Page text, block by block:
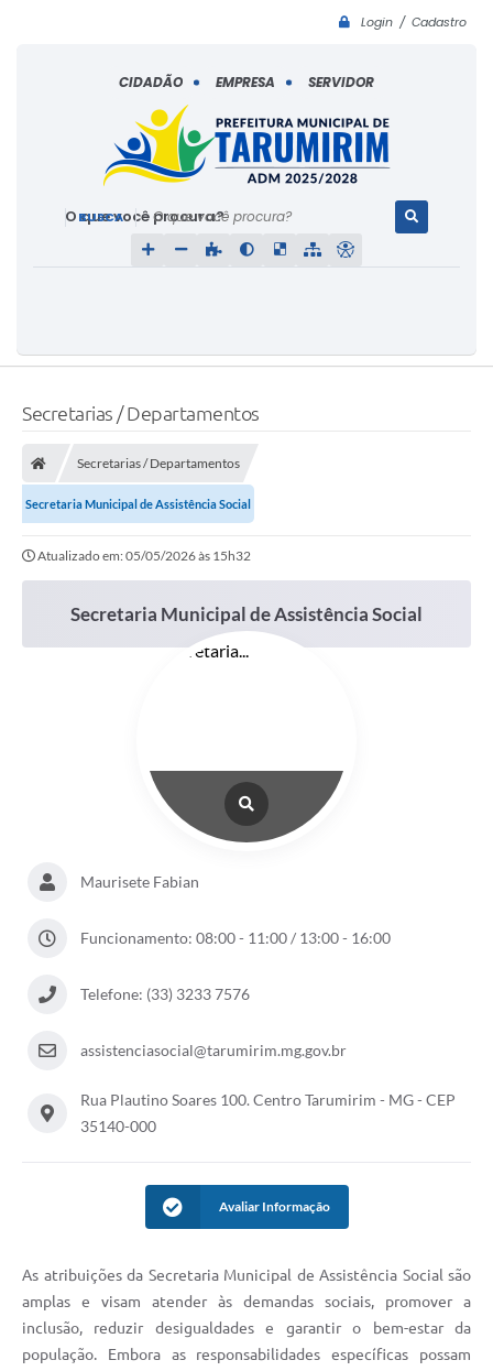
Login / Cadastro
O que você procura?
CIDADÃO EMPRESA SERVIDOR
Secretarias / Departamentos
Secretarias / Departamentos
Secretaria Municipal de Assistência Social
Atualizado em: 05/05/2026 às 15h32
Secretaria Municipal de Assistência Social
Maurisete Fabian
Funcionamento: 08:00 - 11:00 / 13:00 - 16:00
Telefone: (33) 3233 7576
assistenciasocial@tarumirim.mg.gov.br
Rua Plautino Soares 100. Centro Tarumirim - MG - CEP
35140-000
Avaliar Informação
As atribuições da Secretaria Municipal de Assistência Social são
amplas e visam atender às demandas sociais, promover a
inclusão, reduzir desigualdades e garantir o bem-estar da
população. Embora as responsabilidades específicas possam